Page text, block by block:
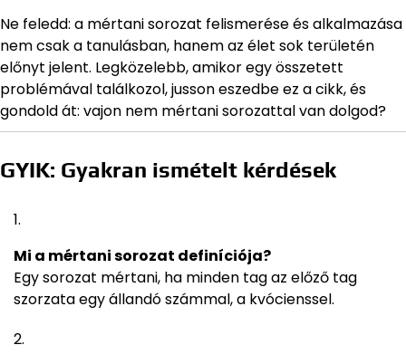
Ne feledd: a mértani sorozat felismerése és alkalmazása
nem csak a tanulásban, hanem az élet sok területén
előnyt jelent. Legközelebb, amikor egy összetett
problémával találkozol, jusson eszedbe ez a cikk, és
gondold át: vajon nem mértani sorozattal van dolgod?
GYIK: Gyakran ismételt kérdések
Mi a mértani sorozat definíciója?
Egy sorozat mértani, ha minden tag az előző tag
szorzata egy állandó számmal, a kvócienssel.